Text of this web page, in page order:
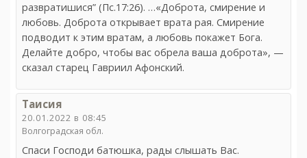
развратишися” (Пс.17:26). …«Доброта, смирение и
любовь. Доброта открывает врата рая. Смирение
подводит к этим вратам, а любовь покажет Бога.
Делайте добро, чтобы вас обрела ваша доброта», —
сказал старец Гавриил Афонский.
Таисия
20.01.2022 в 08:45
Волгоградская обл.
Спаси Господи батюшка, рады слышать Вас.